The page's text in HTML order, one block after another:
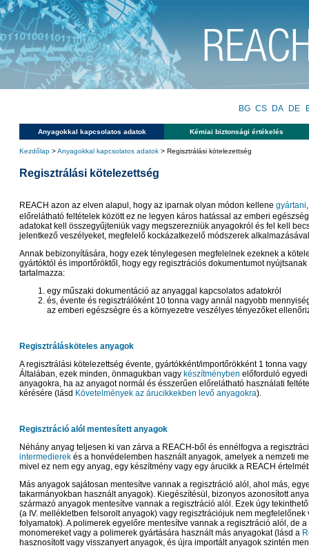
BG CS DA DE
Anyagokkal kapcsolatos adatok Kémiai biztonsági értékelés
Kezdőlap >Anyagokkal kapcsolatos adatok > Regisztrálási kötelezettség
Regisztrálási kötelezettség
REACH azon az elven alapul, hogy az iparnak olyan módon kellene gyártani
előrelátható feltételek között ez ne legyen káros hatással az emberi
adatokat kell összegyűjteniük vagy megszerezniük anyagokról és fel kell
jelentkező veszélyeket, megfelelő kockázatkezelő módszerek
Annak bebizonyítására, hogy ezek ténylegesen megfelelnek ezeknek a
gyártóktól és importőröktől, hogy egy regisztrációs dokumentumot
tartalmazza:
egy műszaki dokumentáció az anyaggal kapcsolatos adatokról
és, évente és regisztrálóként 10 tonna vagy annál nagyobb
az emberi egészségre és a környezetre veszélyes tényezőket
Regisztrálásköteles anyagok
A regisztrálási kötelezettség évente, gyártókként/importőrökként 1 tonna
Általában, ezek minden, önmagukban vagy készítményben előforduló
anyagokra, ha az anyagot normál és ésszerűen előrelátható használati
kérésére (lásd Követelmények az árucikkekben levő anyagokra).
Regisztráció alól mentesített anyagok
Néhány anyag teljesen ki van zárva a REACH-ből és ennélfogva a
intermedierek és a honvédelemben használt anyagok, amelyek a nemzeti
mivel ez nem egy anyag, egy készítmény vagy egy árucikk a REACH
Más anyagok sajátosan mentesítve vannak a regisztráció alól, ahol más,
takarmányokban használt anyagok). Kiegészítésül, bizonyos azonosított
származó anyagok mentesítve vannak a regisztráció alól. Ezek úgy
(a IV. mellékletben felsorolt anyagok) vagy regisztrációjuk nem
folyamatok). A polimerek egyelőre mentesítve vannak a regisztráció alól,
monomereket vagy a polimerek gyártására használt más anyagokat (lásd a
hasznosított vagy visszanyert anyagok, és újra importált anyagok szintén